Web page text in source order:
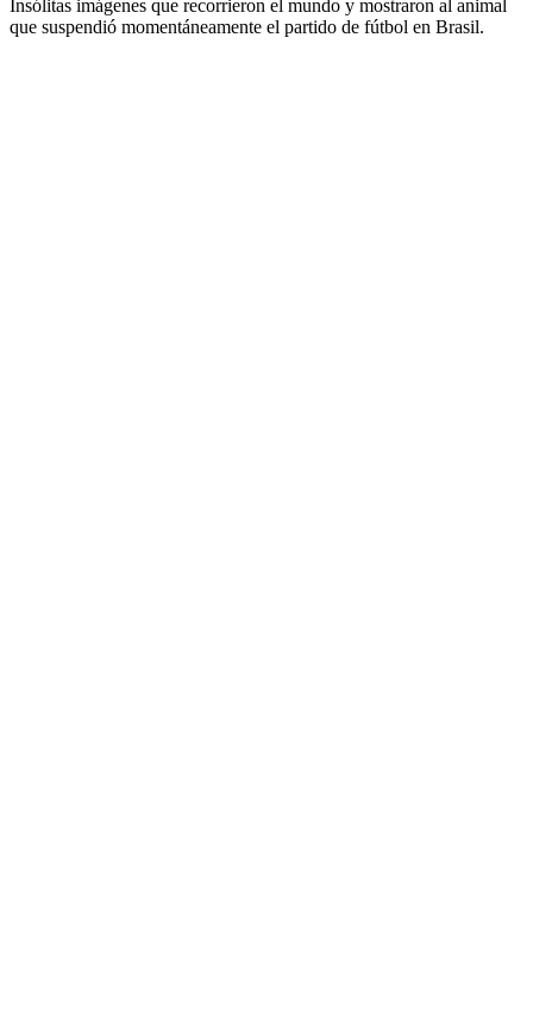
Insólitas imágenes que recorrieron el mundo y mostraron al animal
que suspendió momentáneamente el partido de fútbol en Brasil.